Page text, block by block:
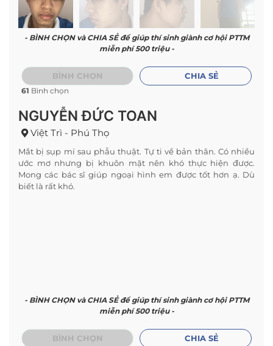
- BÌNH CHỌN và CHIA SẺ để giúp thí sinh giành cơ hội PTTM
miễn phí 500 triệu -
BÌNH CHỌN
61 Bình chọn
CHIA SẺ
NGUYỄN ĐỨC TOAN
Việt Trì - Phú Thọ
Mắt bị sụp mí sau phẫu thuật. Tự ti về bản thân. Có nhiều
ước mơ nhưng bị khuôn mặt nên khó thực hiện được.
Mong các bác sĩ giúp ngoại hình em được tốt hơn ạ. Dù
biết là rất khó.
- BÌNH CHỌN và CHIA SẺ để giúp thí sinh giành cơ hội PTTM
miễn phí 500 triệu -
BÌNH CHỌN CHIA SẺ